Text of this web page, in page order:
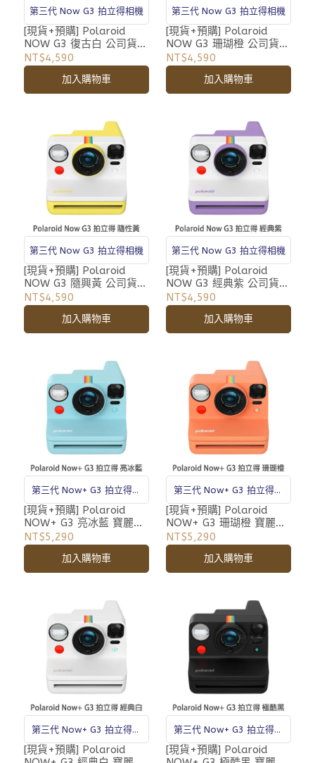
第三代 Now G3 拍立得相機
[現貨+預購] Polaroid
NOW G3 復古白 公司貨
寶麗萊 第三代 i-Type 拍
立得相機 自動對焦 雙重曝
光 DN42
NT$4,590
加入購物車
第三代 Now G3 拍立得相機
[現貨+預購] Polaroid
NOW G3 珊瑚橙 公司貨
寶麗萊 第三代 i-Type 拍
立得相機 自動對焦 雙重曝
光 DN43
NT$4,590
加入購物車
第三代 Now G3 拍立得相機
[現貨+預購] Polaroid
NOW G3 隨興黃 公司貨
寶麗萊 第三代 i-Type 拍
立得相機 自動對焦 雙重曝
光 DN45
NT$4,590
加入購物車
第三代 Now G3 拍立得相機
[現貨+預購] Polaroid
NOW G3 經典紫 公司貨
寶麗萊 第三代 i-Type 拍
立得相機 自動對焦 雙重曝
光 DN46
NT$4,590
加入購物車
第三代 Now+ G3 拍立得相
機
[現貨+預購] Polaroid
NOW+ G3 亮冰藍 寶麗萊
i-Type 拍立得相機 公司貨
自動對焦 腳架孔 雙重曝光
NT$5,290
加入購物車
第三代 Now+ G3 拍立得相
機
[現貨+預購] Polaroid
NOW+ G3 珊瑚橙 寶麗萊
i-Type 拍立得相機 公司貨
自動對焦 腳架孔 雙重曝光
NT$5,290
加入購物車
第三代 Now+ G3 拍立得相
機
[現貨+預購] Polaroid
第三代 Now+ G3 拍立得相
機
[現貨+預購] Polaroid